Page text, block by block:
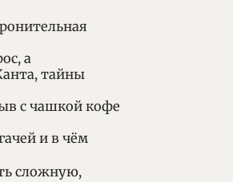
а
тайны
с чашкой кофе
и в чём
сложную,